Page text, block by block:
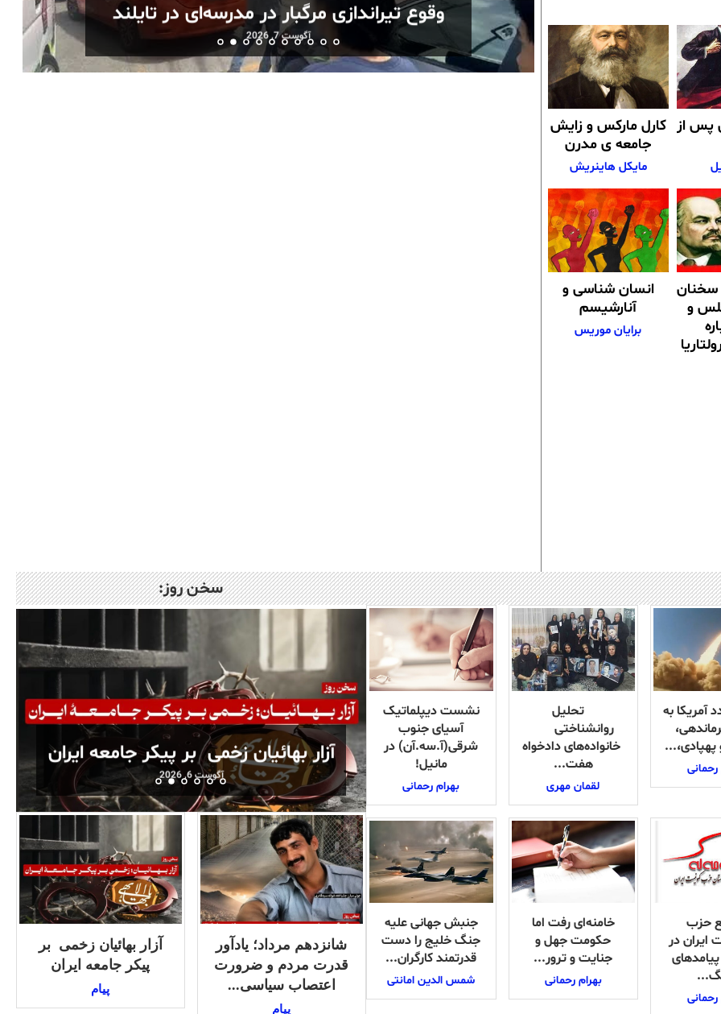
سال پس از کارل مارکس و زایش
جامعه ی مدرن
مایکل هاینریش
سخنان
و
انسان شناسی و
آنارشیسم
برایان موریس
آگوست 7, 2026
وقوع تیراندازی مرگبار در مدرسه‌ای در تایلند
آگوست 7, 2026 آگوست 7, 2026
آمریکا به
رحمانی
تحلیل
روانشناختی
خانواده‌های دادخواه
هفت...
لقمان مهری
نشست دیپلماتیک
آسیای جنوب
شرقی‌(آ.سه.آن) در
مانیل!
بهرام رحمانی
حزب
ایران در
پیامدهای
رحمانی
خامنه‌ای رفت اما
حکومت جهل و
جنایت و ترور...
بهرام رحمانی
جنبش جهانی علیه
جنگ خلیج را دست
قدرتمند کارگران...
شمس الدین امانتی
سخن روز:
آگوست 7, 2026
آزار بهائیان زخمی بر پیکر جامعه ایران
آگوست 6, 2026
شانزدهم مرداد؛ یادآور
قدرت مردم و ضرورت
اعتصاب سیاسی...
پیام
آزار بهائیان زخمی بر
پیکر جامعه ایران
پیام